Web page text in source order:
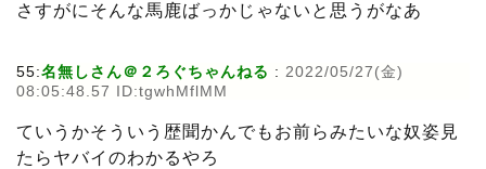
さすがにそんな馬鹿ばっかじゃないと思うがなあ
55:名無しさん＠２ろぐちゃんねる : 2022/05/27(金)
08:05:48.57 ID:tgwhMflMM
ていうかそういう歴聞かんでもお前らみたいな奴姿見
たらヤバイのわかるやろ